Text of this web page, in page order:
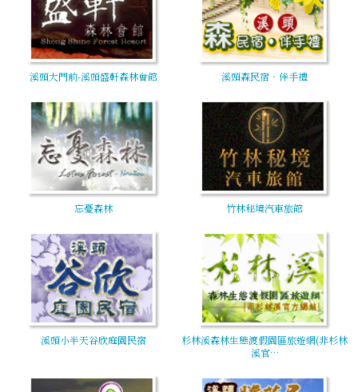
溪頭大門前-溪頭盛軒森林會館 溪頭森民宿‧伴手禮
忘憂森林 竹林秘境汽車旅館
溪頭小半天谷欣庭園民宿
杉林溪森林生態渡假園區旅遊網(非杉林
溪官…